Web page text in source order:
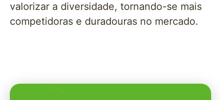
valorizar a diversidade, tornando-se mais
competidoras e duradouras no mercado.